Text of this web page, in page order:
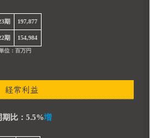
期 197,877
期 154,984
位：百万円
経常利益
期比：5.5%増